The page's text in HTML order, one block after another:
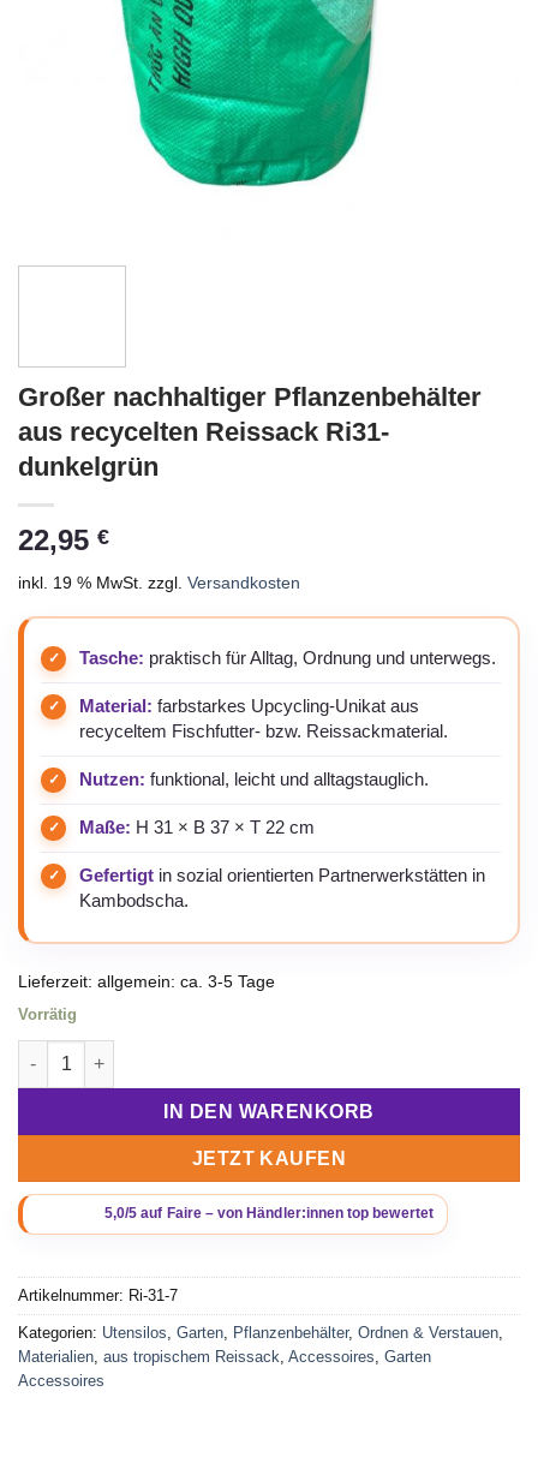
Großer nachhaltiger Pflanzenbehälter
aus recycelten Reissack Ri31-
dunkelgrün
22,95 €
inkl. 19 % MwSt. zzgl. Versandkosten
Tasche: praktisch für Alltag, Ordnung und unterwegs.
Material: farbstarkes Upcycling-Unikat aus
recyceltem Fischfutter- bzw. Reissackmaterial.
Nutzen: funktional, leicht und alltagstauglich.
Maße: H 31 × B 37 × T 22 cm
Gefertigt in sozial orientierten Partnerwerkstätten in
Kambodscha.
Lieferzeit: allgemein: ca. 3-5 Tage
Vorrätig
Großer nachhaltiger Pflanzenbehälter aus recycelten
IN DEN WARENKORB
JETZT KAUFEN
Artikelnummer: Ri-31-7
Kategorien: Utensilos Garten Pflanzenbehälter, Ordnen & Verstauen
Materialien aus tropischem Reissack Accessoires Garten
Accessoires